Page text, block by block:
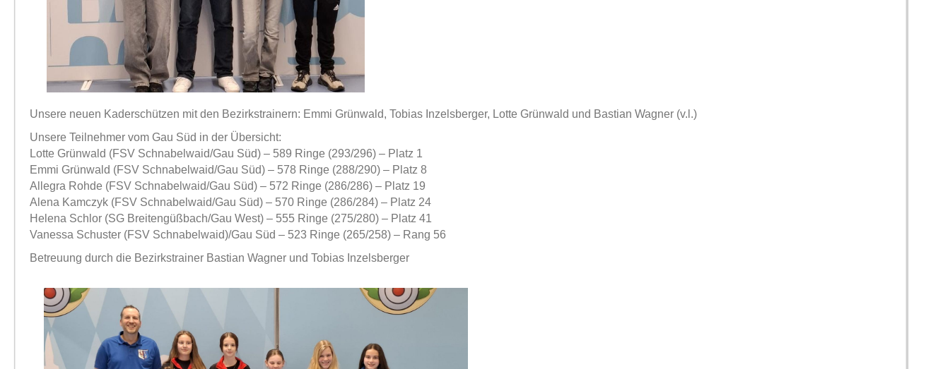
Unsere neuen Kaderschützen mit den Bezirkstrainern: Emmi Grünwald, Tobias Inzelsberger, Lotte Grünwald und Bastian Wagner (v.l.)
Unsere Teilnehmer vom Gau Süd in der Übersicht:
Lotte Grünwald (FSV Schnabelwaid/Gau Süd) – 589 Ringe (293/296) – Platz 1
Emmi Grünwald (FSV Schnabelwaid/Gau Süd) – 578 Ringe (288/290) – Platz 8
Allegra Rohde (FSV Schnabelwaid/Gau Süd) – 572 Ringe (286/286) – Platz 19
Alena Kamczyk (FSV Schnabelwaid/Gau Süd) – 570 Ringe (286/284) – Platz 24
Helena Schlor (SG Breitengüßbach/Gau West) – 555 Ringe (275/280) – Platz 41
Vanessa Schuster (FSV Schnabelwaid)/Gau Süd – 523 Ringe (265/258) – Rang 56
Betreuung durch die Bezirkstrainer Bastian Wagner und Tobias Inzelsberger